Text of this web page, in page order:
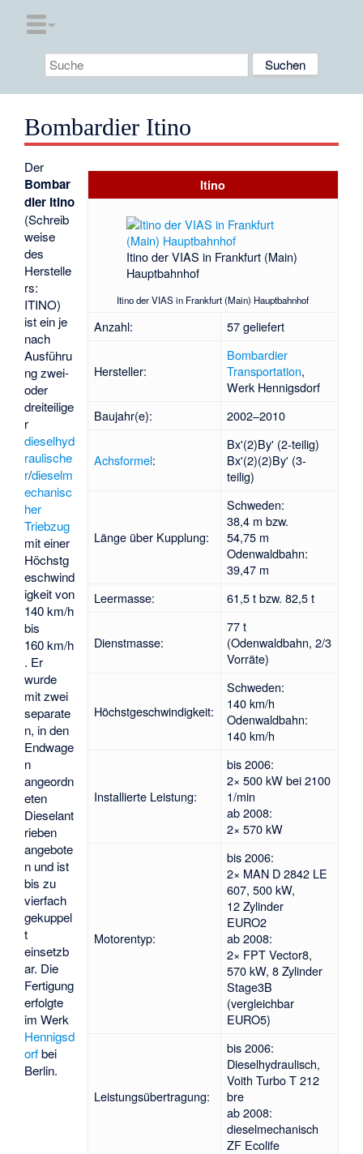
Bombardier Itino
Itino
Itino der VIAS in Frankfurt (Main)
Hauptbahnhof
Itino der VIAS in Frankfurt (Main) Hauptbahnhof
Anzahl: 57 geliefert
Hersteller:
Bombardier
Transportation,
Werk Hennigsdorf
Baujahr(e):
2002–2010
Achsformel:
Bx'(2)By' (2-teilig)
Bx'(2)(2)By' (3-
teilig)
Länge über Kupplung:
Schweden:
38,4 m bzw.
54,75 m
Odenwaldbahn:
39,47 m
Leermasse:
61,5 t bzw. 82,5 t
Dienstmasse:
77 t
(Odenwaldbahn, 2/3
Vorräte)
Höchstgeschwindigkeit:
Schweden:
140 km/h
Odenwaldbahn:
140 km/h
Installierte Leistung:
bis 2006:
2× 500 kW bei 2100
1/min
ab 2008:
2× 570 kW
Motorentyp:
bis 2006:
2× MAN D 2842 LE
607, 500 kW,
12 Zylinder
EURO2
ab 2008:
2× FPT Vector8,
570 kW, 8 Zylinder
Stage3B
(vergleichbar
EURO5)
Leistungsübertragung:
bis 2006:
Dieselhydraulisch,
Voith Turbo T 212
bre
ab 2008:
dieselmechanisch
ZF Ecolife
Der
Bombar
dier Itino
(Schreib
weise
des
Herstelle
rs:
ITINO)
ist ein je
nach
Ausführu
ng zwei-
oder
dreiteilige
r
dieselhyd
raulische
r/dieselm
echanisc
her
Triebzug
mit einer
Höchstg
eschwind
igkeit von
140 km/h
bis
160 km/h
. Er
wurde
mit zwei
separate
n, in den
Endwage
n
angeordn
eten
Dieselant
rieben
angebote
n und ist
bis zu
vierfach
gekuppel
t
einsetzb
ar. Die
Fertigung
erfolgte
im Werk
Hennigsd
orfbei
Berlin.